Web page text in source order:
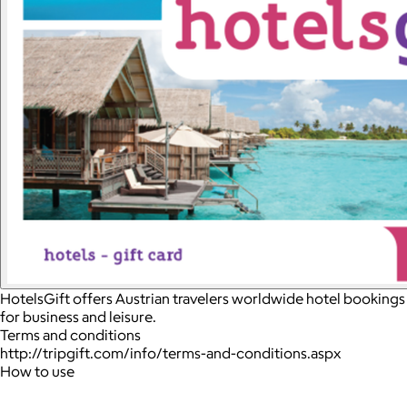
HotelsGift offers Austrian travelers worldwide hotel bookings
for business and leisure.
Terms and conditions
http://tripgift.com/info/terms-and-conditions.aspx
How to use